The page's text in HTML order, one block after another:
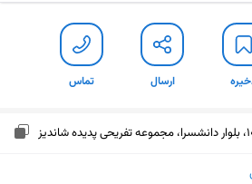
ارسال تماس